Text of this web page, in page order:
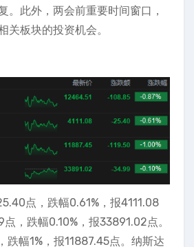
。此外，两会前重要时间窗口，
关板块的投资机会。
点，跌幅0.61%，报4111.08
，跌幅0.10%，报33891.02点。
跌幅1%，报11887.45点。纳斯达